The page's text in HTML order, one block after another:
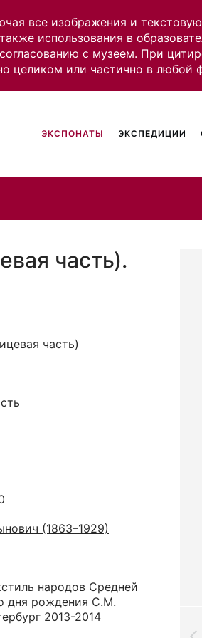
все изображения и
использования в
с музеем. При
целиком или частично в любой
ЭКСПОНАТЫ ЭКСПЕДИЦИИ
часть).
часть)
(1863–1929)
народов Средней
дня рождения С.М.
2013-2014